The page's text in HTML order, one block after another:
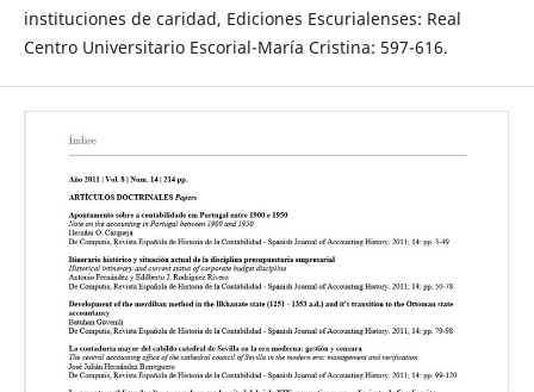
instituciones de caridad, Ediciones Escurialenses: Real
Centro Universitario Escorial-María Cristina: 597-616.